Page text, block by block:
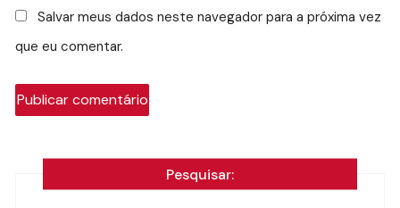
Salvar meus dados neste navegador para a próxima vez
que eu comentar.
Pesquisar: